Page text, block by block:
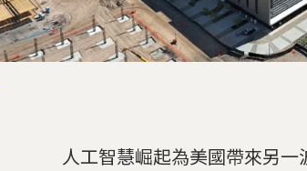
人工智慧崛起為美國帶來另